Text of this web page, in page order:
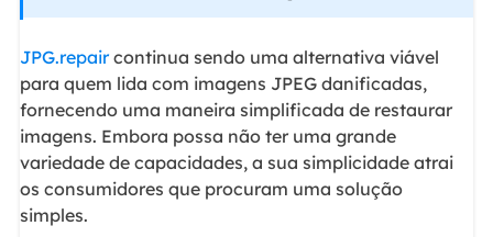
JPG.repaircontinua sendo uma alternativa viável
para quem lida com imagens JPEG danificadas,
fornecendo uma maneira simplificada de restaurar
imagens. Embora possa não ter uma grande
variedade de capacidades, a sua simplicidade atrai
os consumidores que procuram uma solução
simples.